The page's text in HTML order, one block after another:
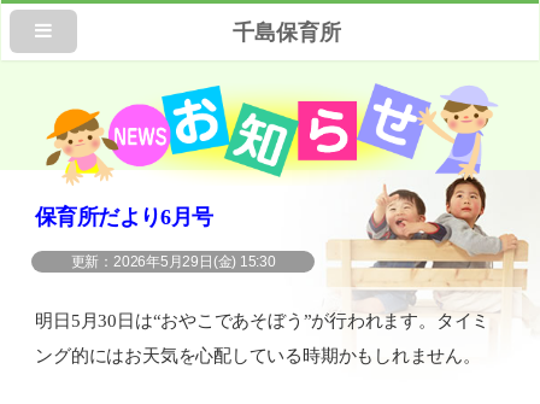
千島保育所
保育所だより6月号
2026年5月29日(金) 15:30
明日5月30日は“おやこであそぼう”が行われます。タイミ
ング的にはお天気を心配している時期かもしれません。